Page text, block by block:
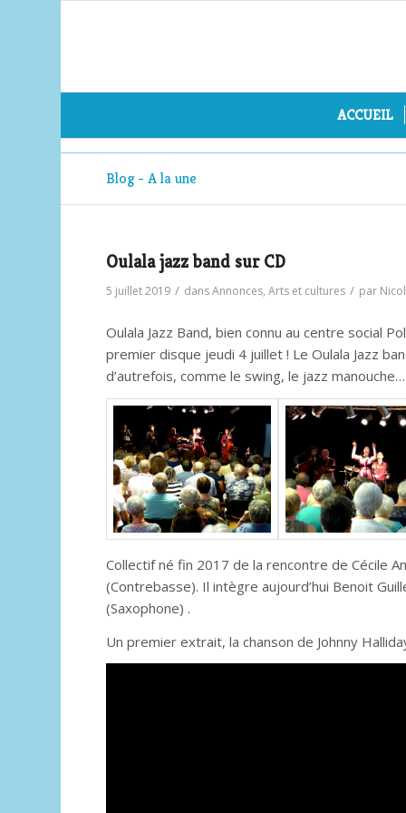
ACCUEIL
Blog - A la une
Oulala jazz band sur CD
5 juillet 2019 / dansAnnonces,Arts et cultures / par
Oulala Jazz Band, bien connu au centre social
premier disque jeudi 4 juillet ! Le Oulala Jazz
d’autrefois, comme le swing, le jazz manouche…
Collectif né fin 2017 de la rencontre de Cécile
(Contrebasse). Il intègre aujourd’hui Benoit
(Saxophone) .
Un premier extrait, la chanson de Johnny